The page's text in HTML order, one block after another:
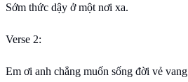
Sớm thức dậy ở một nơi xa.
Verse 2:
Em ơi anh chẳng muốn sống đời vẻ vang